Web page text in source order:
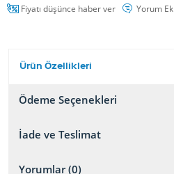
Fiyatı düşünce haber ver Yorum
Ürün Özellikleri
Ödeme Seçenekleri
İade ve Teslimat
Yorumlar (0)